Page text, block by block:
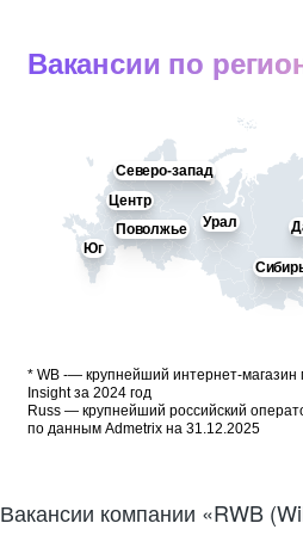
Вакансии по
Северо-запад
Центр
Урал
Поволжье
Юг
* WB -— крупнейший интернет-магазин
Insight за 2024 год
Russ — крупнейший российский
по данным Admetrix на 31.12.2025
Вакансии компании «RWB